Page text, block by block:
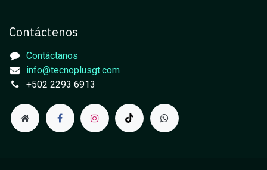
Contáctenos
Contáctanos
info@tecnoplusgt.com
+502 2293 6913